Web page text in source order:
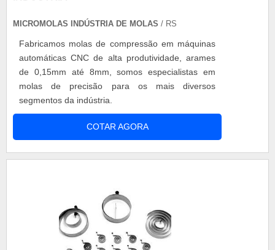
Tudo isso, somado a uma equipe multidisciplinar
MICROMOLAS INDÚSTRIA DE MOLAS / RS
Fabricamos molas de compressão em máquinas
automáticas CNC de alta produtividade, arames
de 0,15mm até 8mm, somos especialistas em
molas de precisão para os mais diversos
segmentos da indústria.
COTAR AGORA